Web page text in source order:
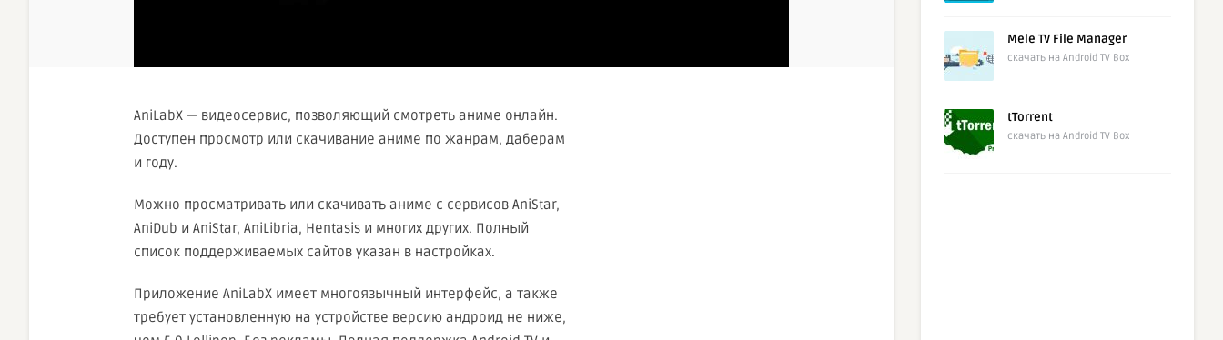
AniLabX — видеосервис, позволяющий смотреть аниме онлайн.
Доступен просмотр или скачивание аниме по жанрам, даберам
и году.
Можно просматривать или скачивать аниме с сервисов AniStar,
AniDub и AniStar, AniLibria, Hentasis и многих других. Полный
список поддерживаемых сайтов указан в настройках.
Приложение AniLаbX имеет многоязычный интерфейс, а также
требует установленную на устройстве версию андроид не ниже,
Mele TV File Manager
скачать на Android TV Box
tTorrent
скачать на Android TV Box